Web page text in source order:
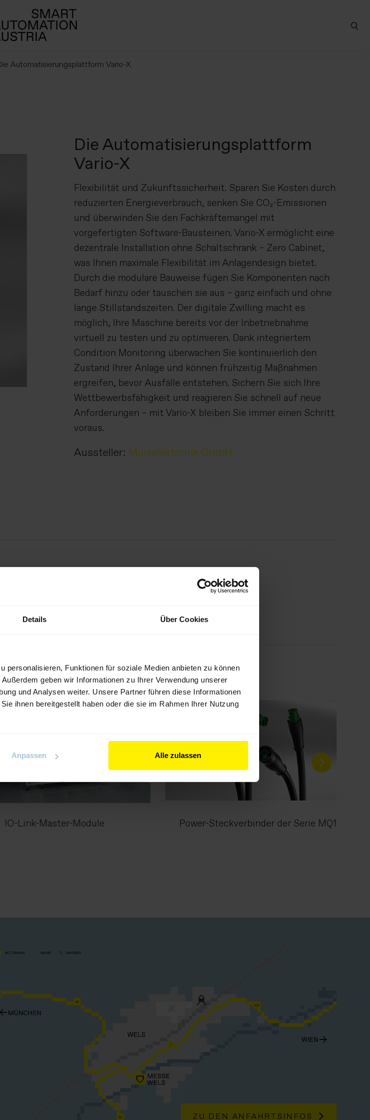
Details Über Cookies
personalisieren, Funktionen für soziale Medien anbieten zu können
geben wir Informationen zu Ihrer Verwendung unserer
und Analysen weiter. Unsere Partner führen diese Informationen
ihnen bereitgestellt haben oder die sie im Rahmen Ihrer Nutzung
Anpassen Alle zulassen
Automatisierungsplattform Vario-X
Die Automatisierungsplattform
Vario-X
Flexibilität und Zukunftssicherheit. Sparen Sie Kosten durch
reduzierten Energieverbrauch, senken Sie CO₂-Emissionen
und überwinden Sie den Fachkräftemangel mit
vorgefertigten Software-Bausteinen. Vario-X ermöglicht eine
dezentrale Installation ohne Schaltschrank – Zero Cabinet,
was Ihnen maximale Flexibilität im Anlagendesign bietet.
Durch die modulare Bauweise fügen Sie Komponenten nach
Bedarf hinzu oder tauschen sie aus – ganz einfach und ohne
lange Stillstandszeiten. Der digitale Zwilling macht es
möglich, Ihre Maschine bereits vor der Inbetriebnahme
virtuell zu testen und zu optimieren. Dank integriertem
Condition Monitoring überwachen Sie kontinuierlich den
Zustand Ihrer Anlage und können frühzeitig Maßnahmen
ergreifen, bevor Ausfälle entstehen. Sichern Sie sich Ihre
Wettbewerbsfähigkeit und reagieren Sie schnell auf neue
Anforderungen – mit Vario-X bleiben Sie immer einen Schritt
voraus.
Aussteller: Murrelektronik GmbH
Broschüre Vario-X IPC Steuerungslösung
IO-Link-Master-Module Power-Steckverbinder der Serie MQ15
ZU DEN ANFAHRTSINFOS